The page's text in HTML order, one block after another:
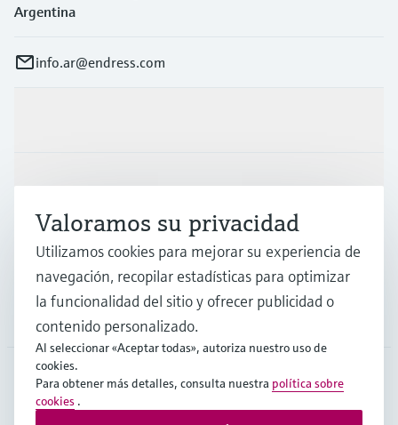
Argentina
info.ar@endress.com
Industrias
Soporte
ARG
Valoramos su privacidad
Utilizamos cookies para mejorar su experiencia de
navegación, recopilar estadísticas para optimizar
la funcionalidad del sitio y ofrecer publicidad o
contenido personalizado.
Al seleccionar «Aceptar todas», autoriza nuestro uso de
cookies.
Para obtener más detalles, consulta nuestra política sobre
cookies .